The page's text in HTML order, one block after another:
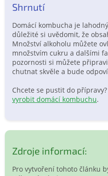
Shrnutí
Domácí kombucha je
důležité si uvědomit, že
Množství alkoholu můžete
množstvím cukru a dalšími
pozornosti si můžete
chutnat skvěle a bude
Chcete se pustit do
vyrobit domácí kombuchu.
Zdroje informací:
Pro vytvoření tohoto článku